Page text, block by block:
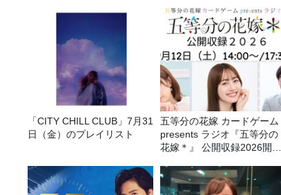
「CITY CHILL CLUB」7月31
日（金）のプレイリスト
五等分の花嫁 カードゲーム
presents ラジオ『五等分の
花嫁＊』 公開収録2026開催